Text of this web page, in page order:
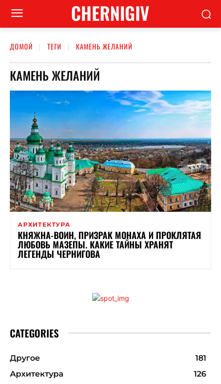
CHERNIGIV
ДОМОЙ ТЕГИ КАМЕНЬ ЖЕЛАНИЙ
КАМЕНЬ ЖЕЛАНИЙ
АРХИТЕКТУРА
КНЯЖНА-ВОИН, ПРИЗРАК МОНАХА И ПРОКЛЯТАЯ
ЛЮБОВЬ МАЗЕПЫ. КАКИЕ ТАЙНЫ ХРАНЯТ
ЛЕГЕНДЫ ЧЕРНИГОВА
CATEGORIES
Другое
181
Архитектура
126